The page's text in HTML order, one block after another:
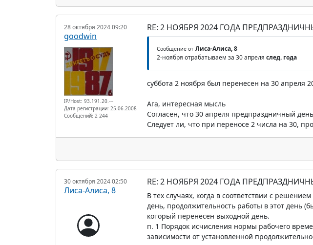
28 октября 2024 09:20
goodwin
IP/Host: 93.191.20.---
Дата регистрации: 25.06.2008
Сообщений: 2 244
RE: 2 НОЯБРЯ 2024 ГОДА
Сообщение от Лиса-Алиса, 8
2-ноября отрабатываем за 30 апреля след. года
суббота 2 ноября был перенесен на 30 апреля
Ага, интересная мысль
Согласен, что 30 апреля предпраздничный
Следует ли, что при переносе 2 числа на 30,
30 октября 2024 02:50
Лиса-Алиса, 8
RE: 2 НОЯБРЯ 2024 ГОДА
В тех случаях, когда в соответствии с
день, продолжительность работы в этот день
который перенесен выходной день.
п. 1 Порядок исчисления нормы рабочего
зависимости от установленной